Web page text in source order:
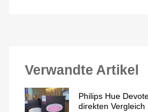
Verwandte Artikel
Philips Hue
direkten Vergleich